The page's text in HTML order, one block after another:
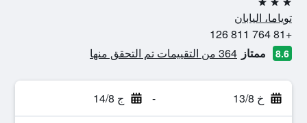
3 نجوم
توياما، اليابان
+81 764 811 126
8.6 ممتاز 364 من التقييمات تم التحقق منها
خ 13/8 - ج 14/8